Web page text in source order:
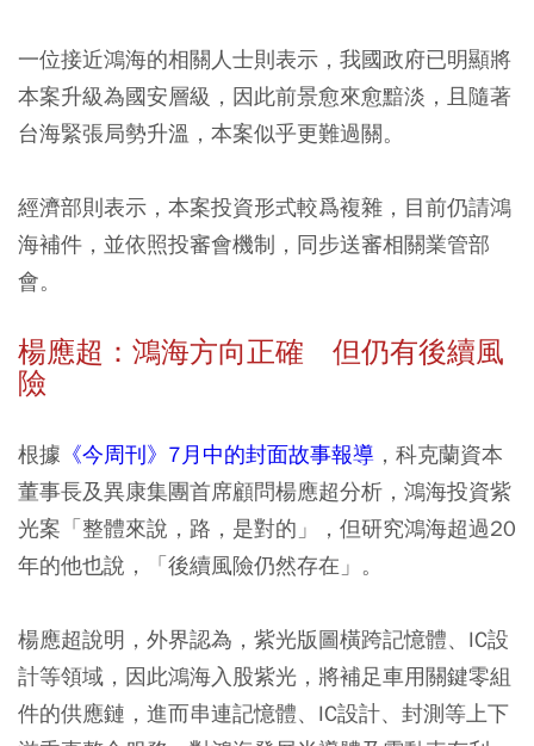
一位接近鴻海的相關人士則表示，我國政府已明顯將
本案升級為國安層級，因此前景愈來愈黯淡，且隨著
台海緊張局勢升溫，本案似乎更難過關。
經濟部則表示，本案投資形式較爲複雜，目前仍請鴻
海補件，並依照投審會機制，同步送審相關業管部
會。
楊應超：鴻海方向正確 但仍有後續風
險
根據 《今周刊》7月中的封面故事報導 ，科克蘭資本
董事長及異康集團首席顧問楊應超分析，鴻海投資紫
光案「整體來說，路，是對的」，但研究鴻海超過20
年的他也說，「後續風險仍然存在」。
楊應超說明，外界認為，紫光版圖橫跨記憶體、IC設
計等領域，因此鴻海入股紫光，將補足車用關鍵零組
件的供應鏈，進而串連記憶體、IC設計、封測等上下